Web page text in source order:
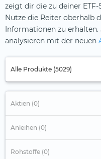
zeigt dir die zu deiner ETF-
Nutze die Reiter oberhalb
Informationen zu
analysieren mit der neuen
Alle Produkte (5029)
Aktien (0)
Anleihen (0)
Rohstoffe (0)